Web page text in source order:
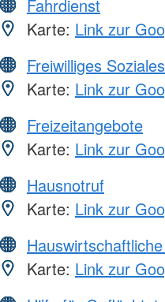
Fahrdienst
Karte: Link zur
Freiwilliges
Karte: Link zur
Freizeitangebote
Karte: Link zur
Hausnotruf
Karte: Link zur
Karte: Link zur